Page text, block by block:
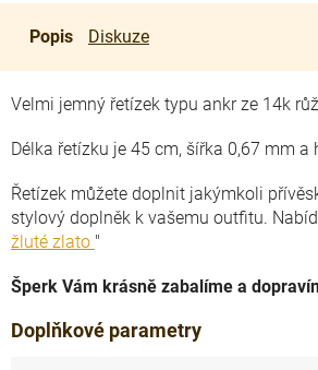
Popis Diskuze
Velmi jemný řetízek typu ankr ze 14k
Délka řetízku je 45 cm, šířka 0,67 mm a
Řetízek můžete doplnit jakýmkoli
stylový doplněk k vašemu outfitu.
žluté zlato "
Šperk Vám krásně zabalíme a
Doplňkové parametry